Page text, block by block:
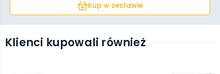
Kup w zestawie
Klienci kupowali również